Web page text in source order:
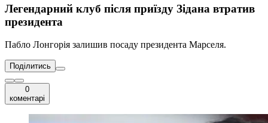
Легендарний клуб після приїзду Зідана втратив
президента
Пабло Лонгорія залишив посаду президента Марселя.
Поділитись
0
коментарі